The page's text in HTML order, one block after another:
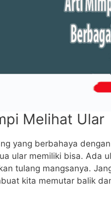
Melihat Ular
yang berbahaya
ular memiliki bisa. Ada
tulang mangsanya.
kita memutar balik